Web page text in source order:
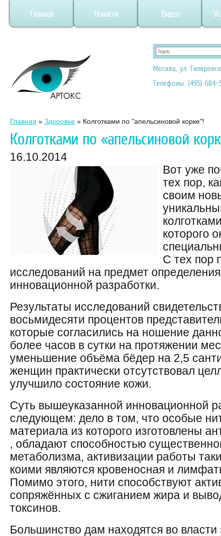
Главная Новости Видео
Москва, ул.
Телефоны: (495) 684-
Главная » Здоровье » Колготками по "апельсиновой корке"!
Колготками по «апельсиновой
16.10.2014
Вот уже
тех пор,
своим
которого
С тех пор
исследований на предмет
инновационной разработки.
Результаты исследований
восьмидесяти процентов
которые согласились на ношение
более часов в сутки на протяжении
уменьшение объёма бёдер на 2,5
женщин практически отсутствовал
улучшило состояние кожи.
Суть вышеуказанной инновационной
следующем: дело в том, что особые
материала из которого изготовлены
, обладают способностью
метаболизма, активизации работы
коими являются кровеносная и
Помимо этого, нити способствуют
сопряжённых с сжиганием жира и
токсинов.
Большинство дам находятся во